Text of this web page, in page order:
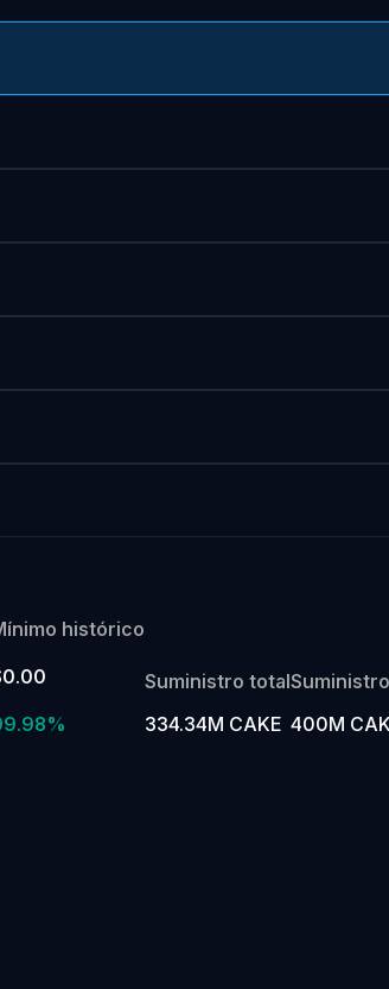
histórico
Suministro total
334.34M CAKE 400M